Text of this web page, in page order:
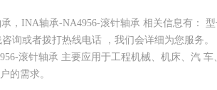
，INA轴承-NA4956-滚针轴承 相关信息有：
询或者拨打热线电话 ，我们会详细为您服务。
滚针轴承 主要应用于工程机械、机床、汽
的需求。